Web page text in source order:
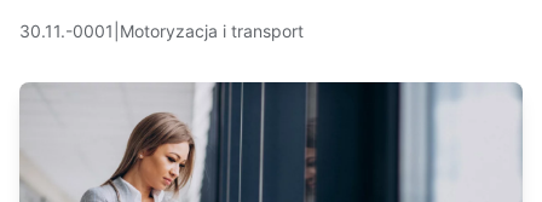
30.11.-0001 Motoryzacja i transport